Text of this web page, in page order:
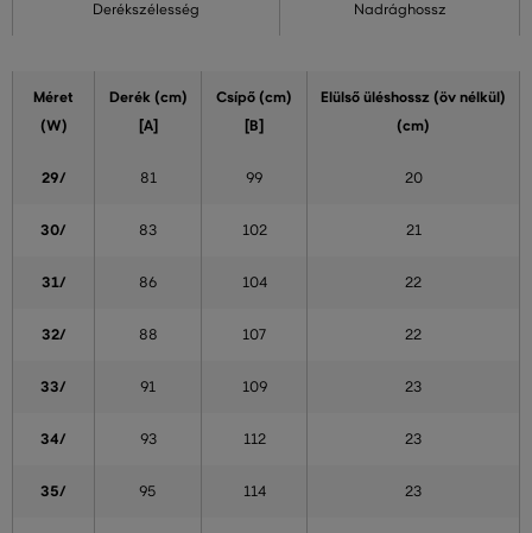
Derékszélesség Nadrághossz
Méret
(W)
Derék (cm)
[A]
Csípő (cm)
[B]
Elülső üléshossz (öv nélkül)
(cm)
29/ 81 99 20
30/ 83 102 21
31/ 86 104 22
32/ 88 107 22
33/ 91 109 23
34/ 93 112 23
35/ 95 114 23